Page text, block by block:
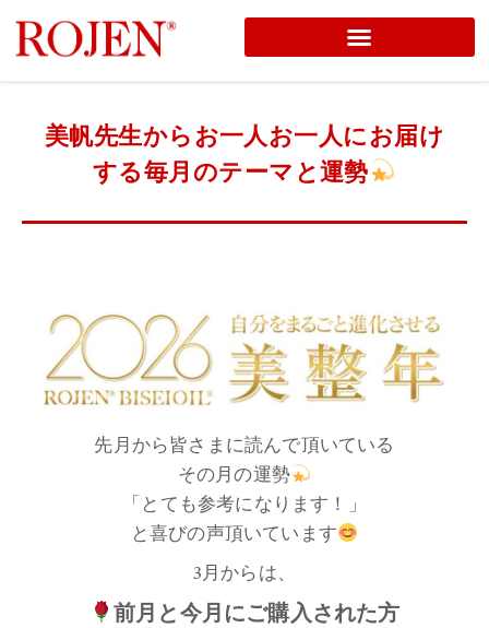
コ
美帆先生からお一人お一人にお届け
する毎月のテーマと運勢
先月から皆さまに読んで頂いている
その月の運勢
「とても参考になります！」
と喜びの声頂いています
3月からは、
前月と今月にご購入された方